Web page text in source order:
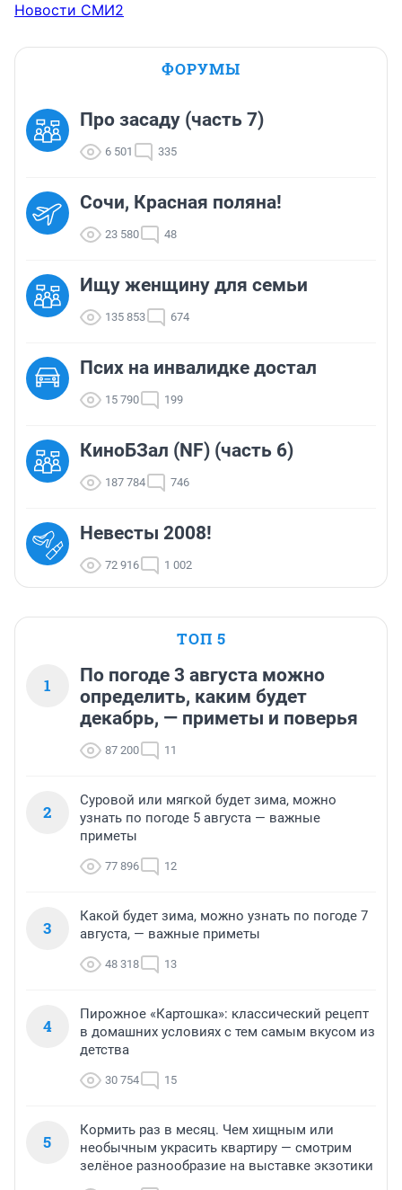
Новости СМИ2
ФОРУМЫ
Про засаду (часть 7)
6 501 335
Сочи, Красная поляна!
23 580 48
Ищу женщину для семьи
135 853 674
Псих на инвалидке достал
15 790 199
КиноБЗал (NF) (часть 6)
187 784 746
Невесты 2008!
72 916 1 002
ТОП 5
1
По погоде 3 августа можно
определить, каким будет
декабрь, — приметы и поверья
87 200 11
2
Суровой или мягкой будет зима, можно
узнать по погоде 5 августа — важные
приметы
77 896 12
3
Какой будет зима, можно узнать по погоде 7
августа, — важные приметы
48 318 13
4
Пирожное «Картошка»: классический рецепт
в домашних условиях с тем самым вкусом из
детства
30 754 15
5
Кормить раз в месяц. Чем хищным или
необычным украсить квартиру — смотрим
зелёное разнообразие на выставке экзотики